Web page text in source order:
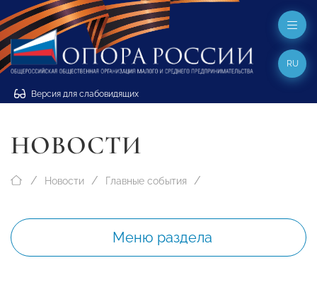
Версия для слабовидящих
RU
НОВОСТИ
Новости Главные события
Меню раздела